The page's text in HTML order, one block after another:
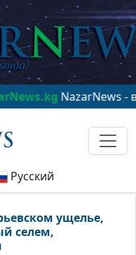
NazarNews - в
Русский
ущелье,
селем,